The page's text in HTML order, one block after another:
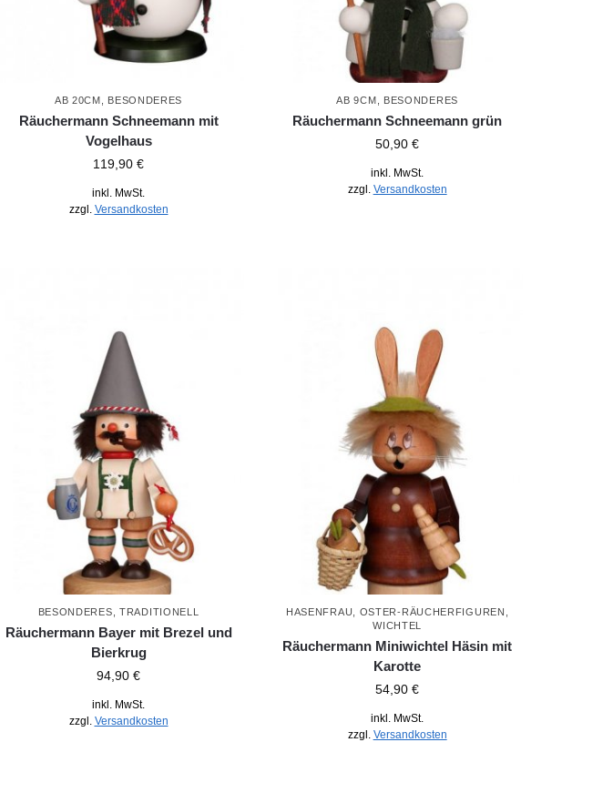
AB 20CM BESONDERES
Räuchermann Schneemann mit
Vogelhaus
119,90 €
inkl. MwSt.
zzgl. Versandkosten
AB 9CM BESONDERES
Räuchermann Schneemann grün
50,90€
inkl. MwSt.
zzgl. Versandkosten
BESONDERES TRADITIONELL
Räuchermann Bayer mit Brezel und
Bierkrug
94,90 €
inkl. MwSt.
zzgl. Versandkosten
HASENFRAU OSTER-RÄUCHERFIGUREN
WICHTEL
Räuchermann Miniwichtel Häsin mit
Karotte
54,90€
inkl. MwSt.
zzgl. Versandkosten